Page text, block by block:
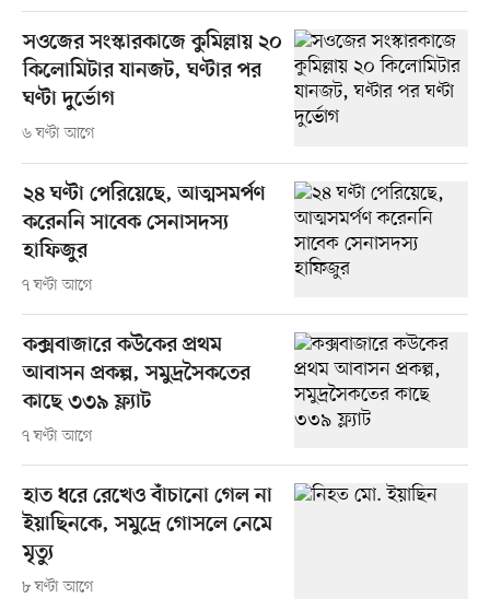
সওজের সংস্কারকাজে কুমিল্লায় ২০
কিলোমিটার যানজট, ঘণ্টার পর
ঘণ্টা দুর্ভোগ
৬ ঘণ্টা আগে
২৪ ঘণ্টা পেরিয়েছে, আত্মসমর্পণ
করেননি সাবেক সেনাসদস্য
হাফিজুর
৭ ঘণ্টা আগে
কক্সবাজারে কউকের প্রথম
আবাসন প্রকল্প, সমুদ্রসৈকতের
কাছে ৩৩৯ ফ্ল্যাট
৭ ঘণ্টা আগে
হাত ধরে রেখেও বাঁচানো গেল না
ইয়াছিনকে, সমুদ্রে গোসলে নেমে
মৃত্যু
৮ ঘণ্টা আগে